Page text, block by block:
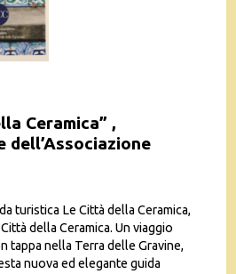
Ceramica” ,
dell’Associazione
turistica Le Città della Ceramica,
della Ceramica. Un viaggio
tappa nella Terra delle Gravine,
nuova ed elegante guida